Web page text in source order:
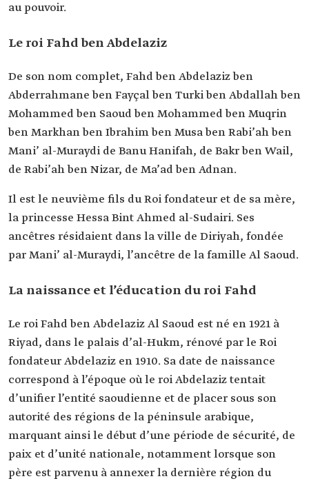
d'accession au
au pouvoir.
Le roi Fahd ben Abdelaziz
De son nom complet, Fahd ben Abdelaziz ben
Abderrahmane ben Fayçal ben Turki ben Abdallah ben
Mohammed ben Saoud ben Mohammed ben Muqrin
ben Markhan ben Ibrahim ben Musa ben Rabi’ah ben
Mani’ al-Muraydi de Banu Hanifah, de Bakr ben Wail,
de Rabi’ah ben Nizar, de Ma’ad ben Adnan.
Il est le neuvième fils du Roi fondateur et de sa mère,
la princesse Hessa Bint Ahmed al-Sudairi. Ses
ancêtres résidaient dans la ville de Diriyah, fondée
par Mani’ al-Muraydi, l’ancêtre de la famille Al Saoud.
La naissance et l’éducation du roi Fahd
Le roi Fahd ben Abdelaziz Al Saoud est né en 1921 à
Riyad, dans le palais d’al-Hukm, rénové par le Roi
fondateur Abdelaziz en 1910. Sa date de naissance
correspond à l’époque où le roi Abdelaziz tentait
d’unifier l’entité saoudienne et de placer sous son
autorité des régions de la péninsule arabique,
marquant ainsi le début d’une période de sécurité, de
paix et d’unité nationale, notamment lorsque son
père est parvenu à annexer la dernière région du